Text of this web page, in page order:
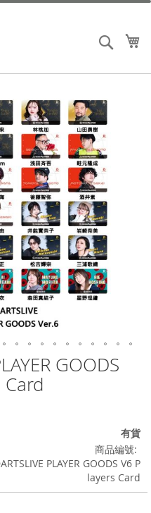
搜索
GOODS
有貨
商品編號
PLAYER GOODS V6 P
layers Card